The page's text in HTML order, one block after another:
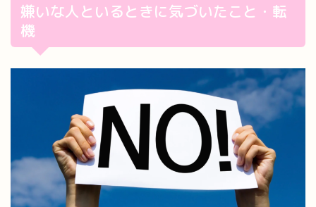
嫌いな人といるときに気づいたこと・転
機